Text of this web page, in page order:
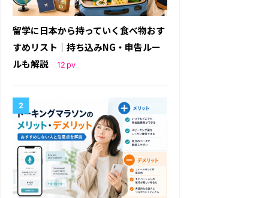
留学に日本から持っていく食べ物おす
すめリスト｜持ち込みNG・申告ルー
ルも解説
12 pv